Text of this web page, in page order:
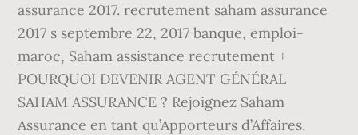
assurance 2017. recrutement saham assurance
2017 s septembre 22, 2017 banque, emploi-
maroc, Saham assistance recrutement +
POURQUOI DEVENIR AGENT GÉNÉRAL
SAHAM ASSURANCE ? Rejoignez Saham
Assurance en tant qu’Apporteurs d’Affaires.